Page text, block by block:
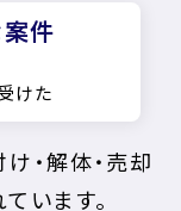
件
けた
・解体・売却
います。